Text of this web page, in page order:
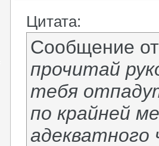
Цитата:
Сообщение
прочитай
тебя
по крайней
адекватного